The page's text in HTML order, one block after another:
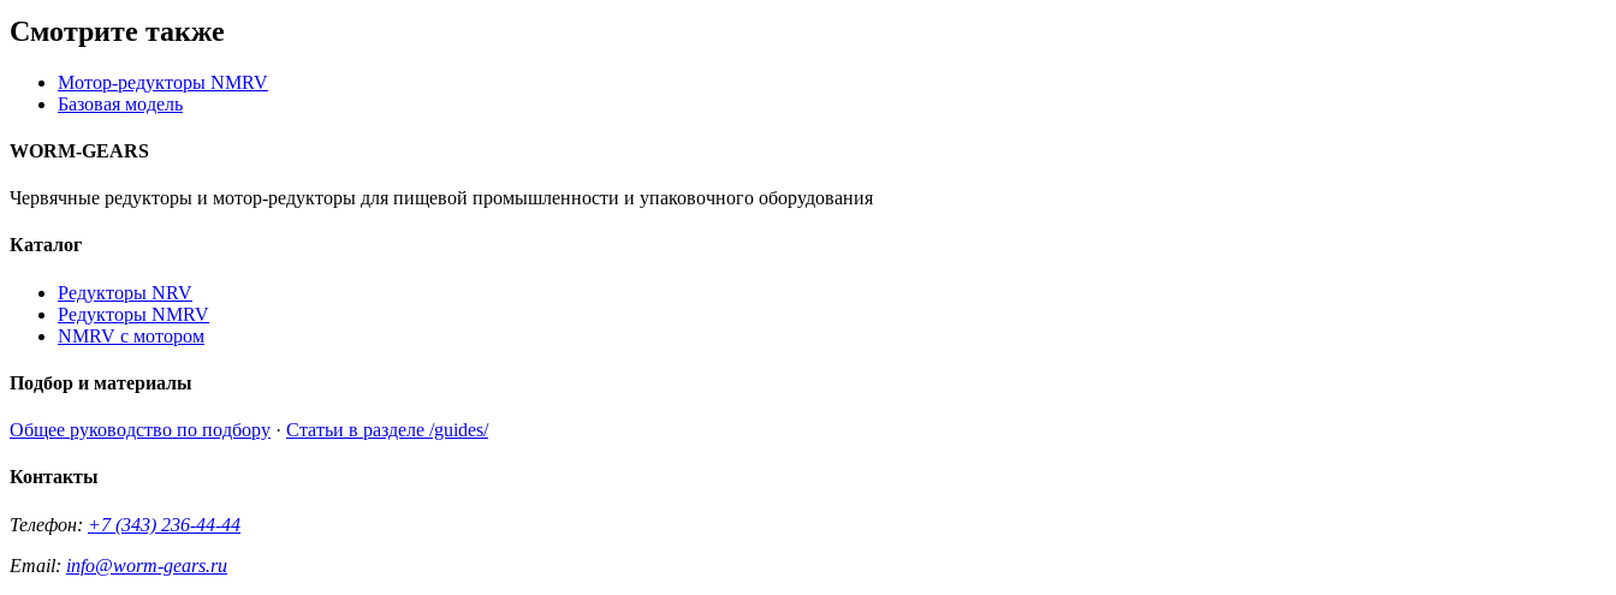
Смотрите также
Мотор-редукторы NMRV
Базовая модель
WORM-GEARS
Червячные редукторы и мотор-редукторы для пищевой промышленности и упаковочного оборудования
Каталог
Редукторы NRV
Редукторы NMRV
NMRV с мотором
Подбор и материалы
Общее руководство по подбору · Статьи в разделе /guides/
Контакты
Телефон: +7 (343) 236-44-44
Email: info@worm-gears.ru